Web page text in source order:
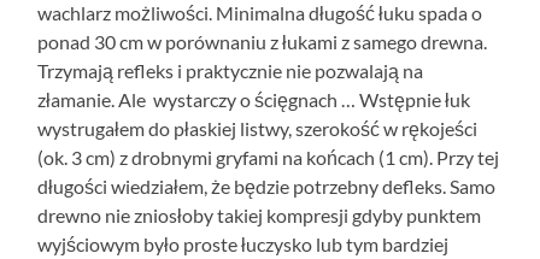
wachlarz możliwości. Minimalna długość łuku spada o
ponad 30 cm w porównaniu z łukami z samego drewna.
Trzymają refleks i praktycznie nie pozwalają na
złamanie. Ale wystarczy o ścięgnach … Wstępnie łuk
wystrugałem do płaskiej listwy, szerokość w rękojeści
(ok. 3 cm) z drobnymi gryfami na końcach (1 cm). Przy tej
długości wiedziałem, że będzie potrzebny defleks. Samo
drewno nie zniosłoby takiej kompresji gdyby punktem
wyjściowym było proste łuczysko lub tym bardziej